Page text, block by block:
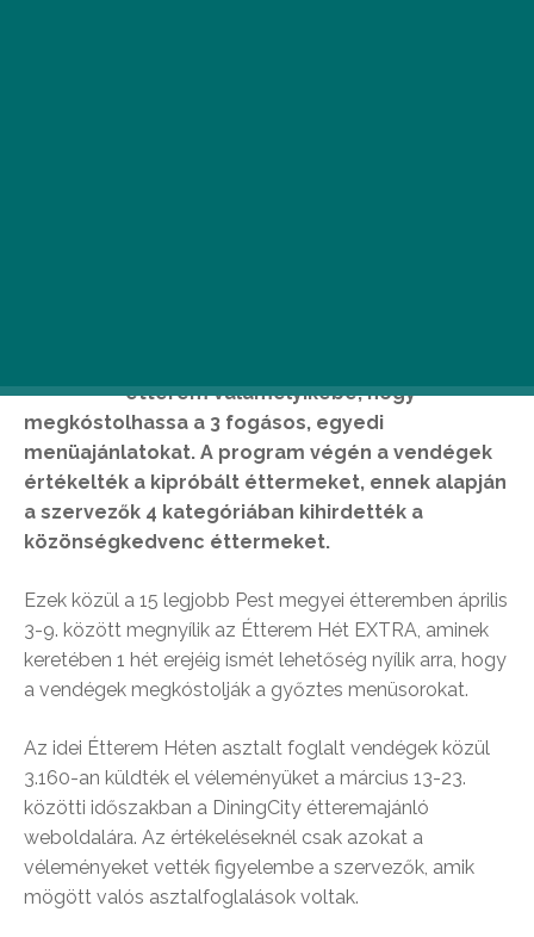
étterem valamelyikébe, hogy
megkóstolhassa a 3 fogásos, egyedi
menüajánlatokat. A program végén a vendégek
értékelték a kipróbált éttermeket, ennek alapján
a szervezők 4 kategóriában kihirdették a
közönségkedvenc éttermeket.
Ezek közül a 15 legjobb Pest megyei étteremben április
3-9. között megnyílik az Étterem Hét EXTRA, aminek
keretében 1 hét erejéig ismét lehetőség nyílik arra, hogy
a vendégek megkóstolják a győztes menüsorokat.
Az idei Étterem Héten asztalt foglalt vendégek közül
3.160-an küldték el véleményüket a március 13-23.
közötti időszakban a DiningCity étteremajánló
weboldalára. Az értékeléseknél csak azokat a
véleményeket vették figyelembe a szervezők, amik
mögött valós asztalfoglalások voltak.